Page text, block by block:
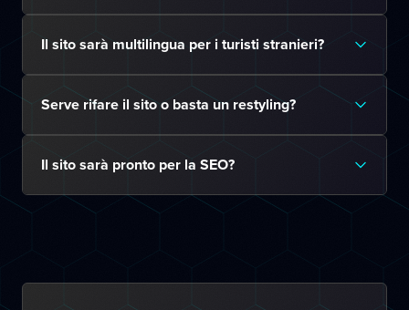
Il sito sarà multilingua per i turisti stranieri?
Serve rifare il sito o basta un restyling?
Il sito sarà pronto per la SEO?